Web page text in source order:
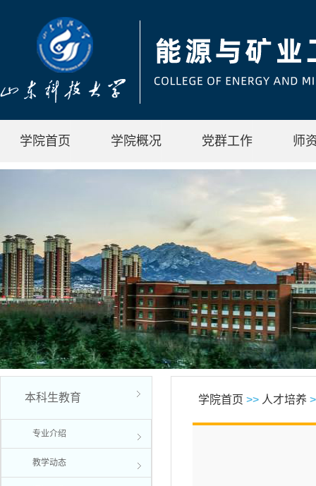
学院首页 学院概况 党群工作 师
本科生教育
专业介绍
教学动态
学院首页 >> 人才培养